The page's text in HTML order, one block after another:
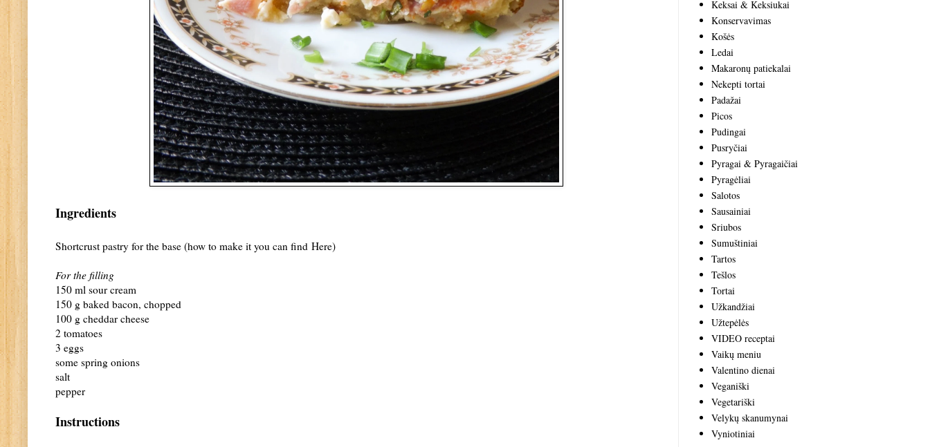
Ingredients
Shortcrust pastry for the base (how to make it you can find Here)
For the filling
150 ml sour cream
150 g baked bacon, chopped
100 g cheddar cheese
2 tomatoes
3 eggs
some spring onions
salt
pepper
Instructions
Keksai & Keksiukai
Konservavimas
Košės
Ledai
Makaronų patiekalai
Nekepti tortai
Padažai
Picos
Pudingai
Pusryčiai
Pyragai & Pyragaičiai
Pyragėliai
Salotos
Sausainiai
Sriubos
Sumuštiniai
Tartos
Tešlos
Tortai
Užkandžiai
Užtepėlės
VIDEO receptai
Vaikų meniu
Valentino dienai
Veganiški
Vegetariški
Velykų skanumynai
Vyniotiniai